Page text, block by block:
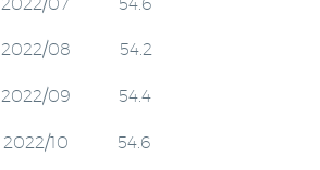
2022/08 54.2
2022/09 54.4
2022/10 54.6